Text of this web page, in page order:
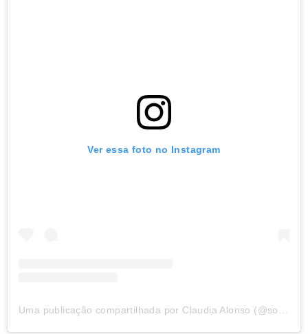
Ver essa foto no Instagram